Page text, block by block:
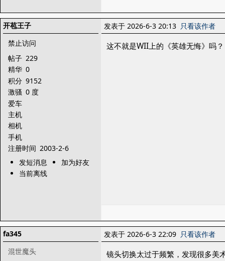
开苞王子
禁止访问
帖子 229
精华 0
积分 9152
激骚 0 度
爱车
主机
相机
手机
注册时间 2003-2-6
发短消息
加为好友
当前离线
发表于 2026-6-3 20:13 只看该作者
这不就是WII上的《英雄无悔》吗？
fa345
混世魔头
发表于 2026-6-3 22:09 只看该作者
镜头切换太过于频繁，发现很多美